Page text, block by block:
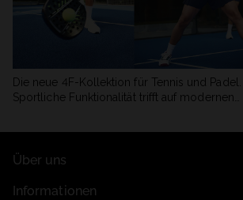
Die neue 4F-Kollektion für Tennis und Padel.
Sportliche Funktionalität trifft auf modernen
Über uns
Informationen